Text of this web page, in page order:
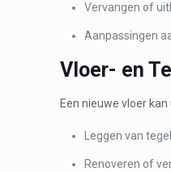
Vervangen of
Aanpassingen
Vloer- en
Een nieuwe vloer
Leggen van
Renoveren of